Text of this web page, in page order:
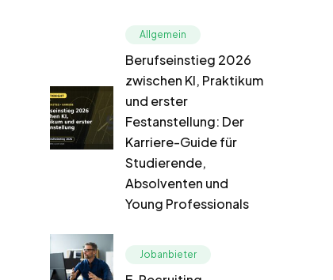
Allgemein
Berufseinstieg 2026
zwischen KI, Praktikum
und erster
Festanstellung: Der
Karriere-Guide für
Studierende,
Absolventen und
Young Professionals
Jobanbieter